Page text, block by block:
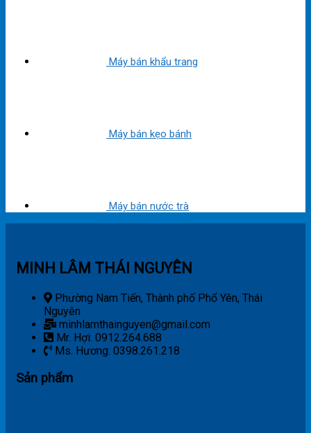
Máy bán khẩu trang
Máy bán kẹo bánh
Máy bán nước trà
MINH LÂM THÁI NGUYÊN
Phường Nam Tiến, Thành phố Phổ Yên, Thái
Nguyên
minhlamthainguyen@gmail.com
Mr. Hợi: 0912.264.688
Ms. Hương: 0398.261.218
Sản phẩm